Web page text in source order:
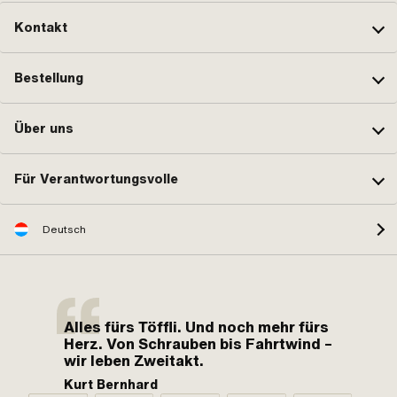
Kontakt
Bestellung
Über uns
Für Verantwortungsvolle
Deutsch
Alles fürs Töffli. Und noch mehr fürs
Herz. Von Schrauben bis Fahrtwind –
wir leben Zweitakt.
Kurt Bernhard